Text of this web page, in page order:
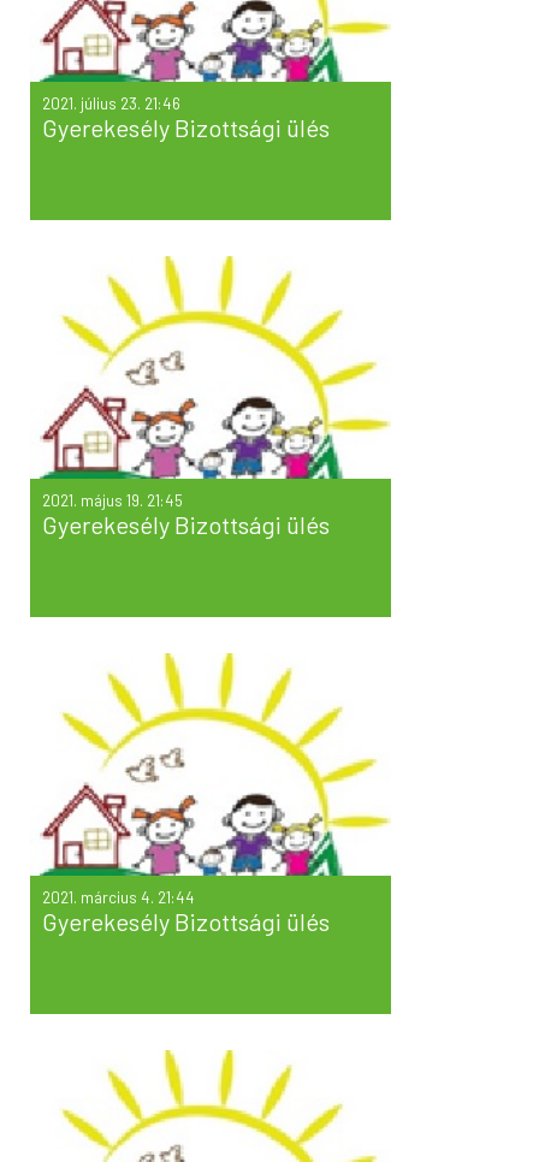
2021. július 23. 21:46
Gyerekesély Bizottsági ülés
2021. május 19. 21:45
Gyerekesély Bizottsági ülés
2021. március 4. 21:44
Gyerekesély Bizottsági ülés